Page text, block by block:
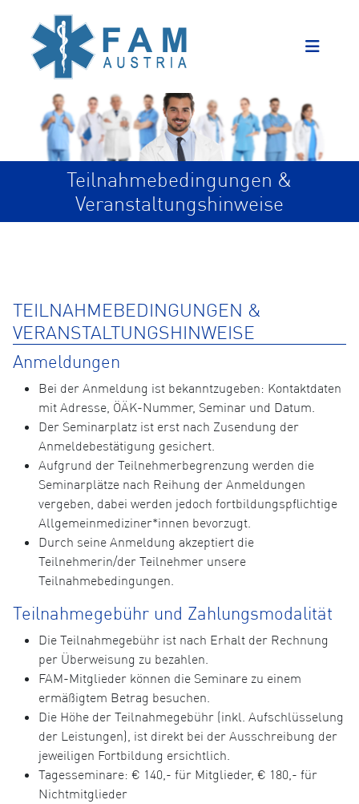
Teilnahmebedingungen &
Veranstaltungshinweise
TEILNAHMEBEDINGUNGEN &
VERANSTALTUNGSHINWEISE
Anmeldungen
Bei der Anmeldung ist bekanntzugeben: Kontaktdaten
mit Adresse, ÖÄK-Nummer, Seminar und Datum.
Der Seminarplatz ist erst nach Zusendung der
Anmeldebestätigung gesichert.
Aufgrund der Teilnehmerbegrenzung werden die
Seminarplätze nach Reihung der Anmeldungen
vergeben, dabei werden jedoch fortbildungspflichtige
Allgemeinmediziner*innen bevorzugt.
Durch seine Anmeldung akzeptiert die
Teilnehmerin/der Teilnehmer unsere
Teilnahmebedingungen.
Teilnahmegebühr und Zahlungsmodalität
Die Teilnahmegebühr ist nach Erhalt der Rechnung
per Überweisung zu bezahlen.
FAM-Mitglieder können die Seminare zu einem
ermäßigtem Betrag besuchen.
Die Höhe der Teilnahmegebühr (inkl. Aufschlüsselung
der Leistungen), ist direkt bei der Ausschreibung der
jeweiligen Fortbildung ersichtlich.
Tagesseminare: € 140,- für Mitglieder, € 180,- für
Nichtmitglieder